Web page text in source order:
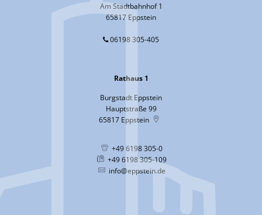
Am Stadtbahnhof 1
65817 Eppstein
06198 305-405
Rathaus 1
Burgstadt Eppstein
Hauptstraße 99
65817 Eppstein
+49 6198 305-0
+49 6198 305-109
info@eppstein.de